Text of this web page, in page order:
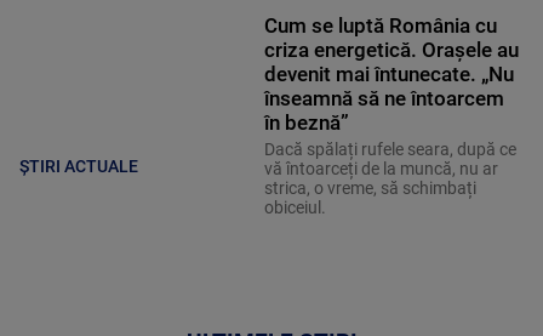
ȘTIRI ACTUALE
Cum se luptă România cu
criza energetică. Orașele au
devenit mai întunecate. „Nu
înseamnă să ne întoarcem
în beznă”
Dacă spălați rufele seara, după ce
vă întoarceți de la muncă, nu ar
strica, o vreme, să schimbați
obiceiul.